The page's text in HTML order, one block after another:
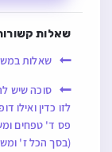
שאלות
שאלות
סוכה שיש
לזו כדין ואילו
פס ד' טפחים
(בסך הכל ז'